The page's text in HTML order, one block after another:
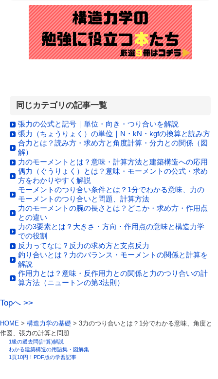
同じカテゴリの記事一覧
張力の公式と記号｜単位・向き・つり合いを解説
張力（ちょうりょく）の単位｜N・kN・kgfの換算と読み方
合力とは？読み方・求め方と角度計算・分力との関係（図
解）
力のモーメントとは？意味・計算方法と建築構造への応用
偶力（ぐうりょく）とは？意味・モーメントの公式・求め
方をわかりやすく解説
モーメントのつり合い条件とは？1分でわかる意味、力の
モーメントのつり合いと問題、計算方法
力のモーメントの腕の長さとは？どこか・求め方・作用点
との違い
力の3要素とは？大きさ・方向・作用点の意味と構造力学
での役割
反力ってなに？反力の求め方と支点反力
釣り合いとは？力のバランス・モーメントの関係と計算を
解説
作用力とは？意味・反作用力との関係と力のつり合いの計
算方法（ニュートンの第3法則）
Topへ >>
HOME > 構造力学の基礎 > 3力のつり合いとは？1分でわかる意味、角度と
作図、張力の計算と問題
1級の過去問(計算)解説
わかる建築構造の用語集・図解集
1頁10円！PDF版の学習記事